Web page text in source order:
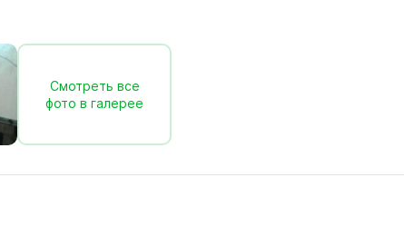
Смотреть все
фото в галерее